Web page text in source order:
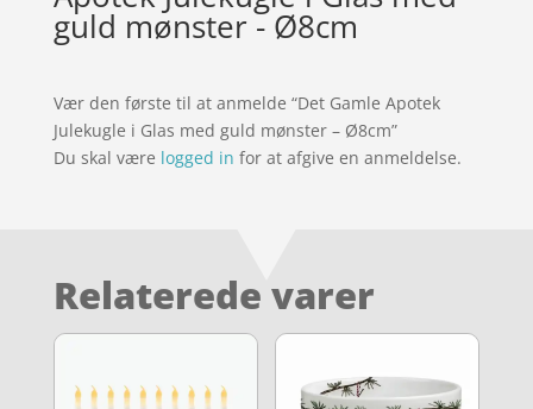
guld mønster - Ø8cm
Vær den første til at anmelde “Det Gamle Apotek
Julekugle i Glas med guld mønster – Ø8cm”
Du skal være logged in for at afgive en anmeldelse.
Relaterede varer